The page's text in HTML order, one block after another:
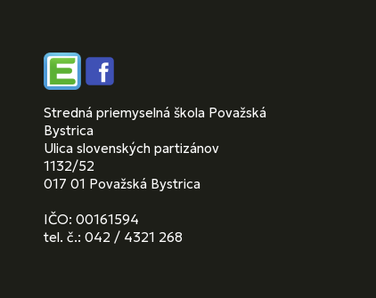
EdupageFacebook
Stredná priemyselná škola Považská
Bystrica
Ulica slovenských partizánov
1132/52
017 01 Považská Bystrica
IČO: 00161594
tel. č.: 042 / 4321 268